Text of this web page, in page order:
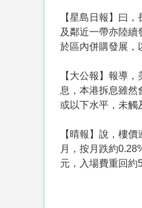
【星島日報】曰
及鄰近一帶亦陸
於區內併購發展，
【大公報】報導
息，本港拆息雖然
或以下水平，未觸
【晴報】說，樓
月，按月跌約
元，入場費重回約